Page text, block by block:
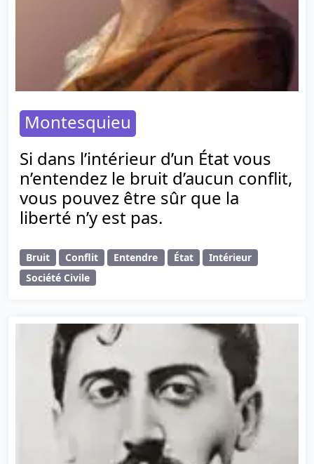
Montesquieu
Si dans l’intérieur d’un État vous
n’entendez le bruit d’aucun conflit,
vous pouvez être sûr que la
liberté n’y est pas.
Bruit Conflit Entendre État
Intérieur
Société Civile